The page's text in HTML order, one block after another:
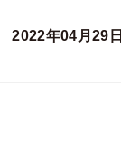
2022年04月29日